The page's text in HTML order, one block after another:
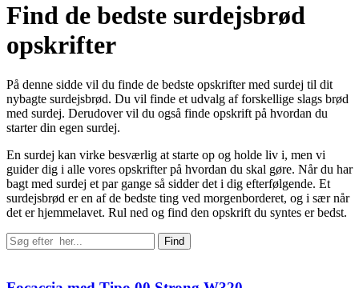
Find de bedste surdejsbrød
opskrifter
På denne sidde vil du finde de bedste opskrifter med surdej til dit
nybagte surdejsbrød. Du vil finde et udvalg af forskellige slags brød
med surdej. Derudover vil du også finde opskrift på hvordan du
starter din egen surdej.
En surdej kan virke besværlig at starte op og holde liv i, men vi
guider dig i alle vores opskrifter på hvordan du skal gøre. Når du har
bagt med surdej et par gange så sidder det i dig efterfølgende. Et
surdejsbrød er en af de bedste ting ved morgenborderet, og i sær når
det er hjemmelavet. Rul ned og find den opskrift du syntes er bedst.
Find